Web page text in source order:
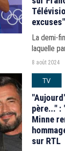
La demi-
laquelle
Sasha
8 août 2024
TV
père..."
Minne
sur RTL